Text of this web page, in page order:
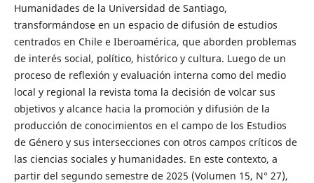
Humanidades de la Universidad de Santiago,
transformándose en un espacio de difusión de estudios
centrados en Chile e Iberoamérica, que aborden problemas
de interés social, político, histórico y cultura. Luego de un
proceso de reflexión y evaluación interna como del medio
local y regional la revista toma la decisión de volcar sus
objetivos y alcance hacia la promoción y difusión de la
producción de conocimientos en el campo de los Estudios
de Género y sus intersecciones con otros campos críticos de
las ciencias sociales y humanidades. En este contexto, a
partir del segundo semestre de 2025 (Volumen 15, N° 27),